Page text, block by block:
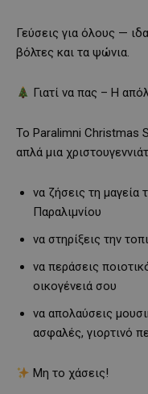
Γεύσεις για όλους —
βόλτες και τα ψώνια.
Γιατί να πας – Η
Το Paralimni Christmas
απλά μια
να ζήσεις τη
Παραλιμνίου
να στηρίξεις την
να περάσεις
οικογένειά σου
να απολαύσεις
ασφαλές, γιορτινό
Μη το χάσεις!